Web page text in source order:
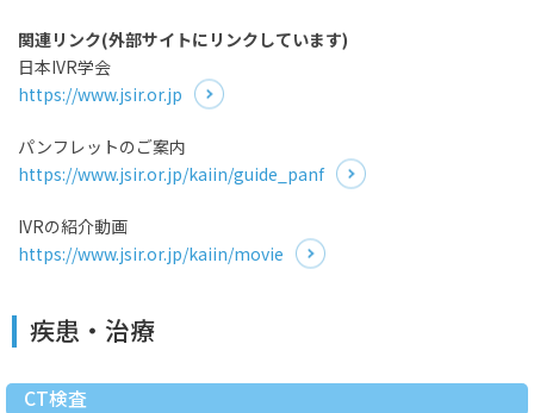
関連リンク(外部サイトにリンクしています)
日本IVR学会
https://www.jsir.or.jp
パンフレットのご案内
https://www.jsir.or.jp/kaiin/guide_panf
IVRの紹介動画
https://www.jsir.or.jp/kaiin/movie
疾患・治療
CT検査